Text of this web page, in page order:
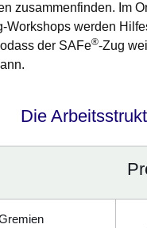
zusammenfinden. Im
Workshops werden
der SAFe®-Zug
Die